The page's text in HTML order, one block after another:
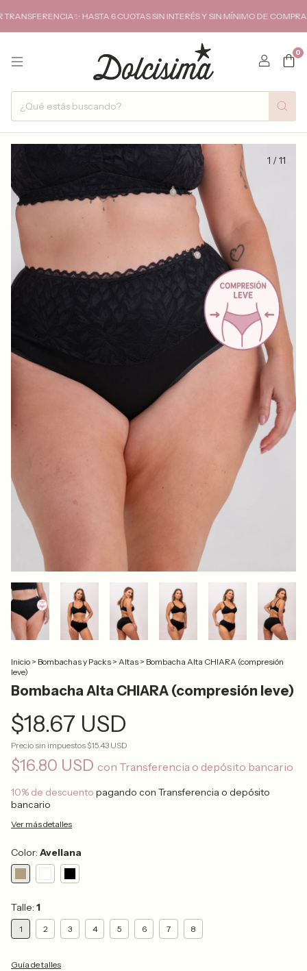
HASTA 6 CUOTAS SIN INTERÉS Y SIN MÍNIMO DE
0
1 /11
Inicio > Bombachas y Packs > Altas > Bombacha Alta CHIARA (compresión
leve)
Bombacha Alta CHIARA (compresión leve)
$18.67 USD
Precio sin impuestos $15.43 USD
$16.80 USD con Transferencia o depósito bancario
10% de descuento pagando con Transferencia o depósito
bancario
Ver más detalles
Color: Avellana
Talle: 1
1 2 3 4 5 6 7 8
Guía de talles